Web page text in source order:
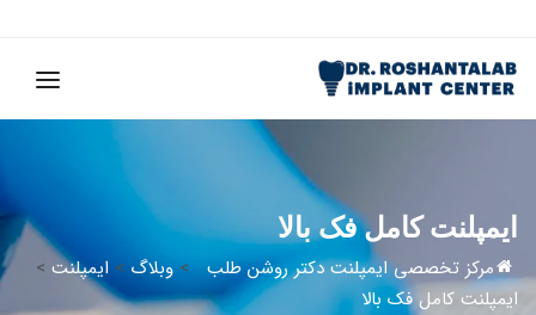
ایمپلنت کامل فک بالا
مرکز تخصصی ایمپلنت دکتر روشن طلب >وبلاگ > ایمپلنت >
ایمپلنت کامل فک بالا